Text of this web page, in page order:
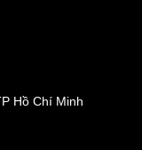
Hồ Chí Minh